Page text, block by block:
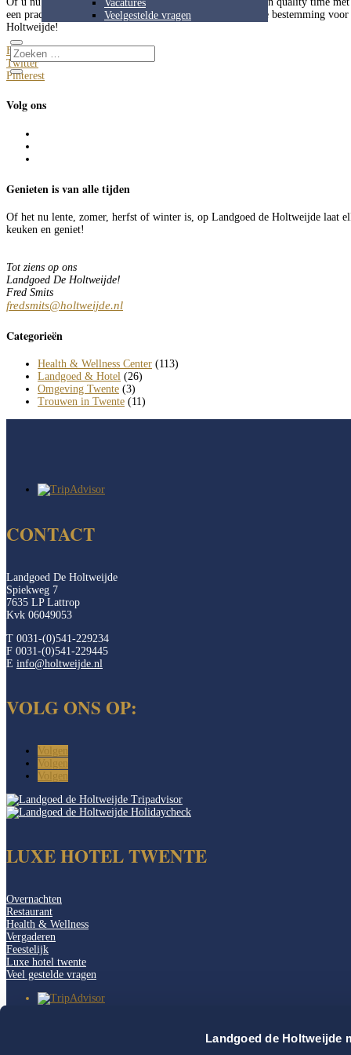
Landgoed de Holtweijde
Vacatures
Veelgestelde vragen
een prachtige omgeving om te verkennen, is dit de perfecte bestemming voor
Holtweijde!
Facebook
Twitter
Pinterest
Volg ons
Genieten is van alle tijden
Of het nu lente, zomer, herfst of winter is, op Landgoed de Holtweijde laat
keuken en geniet!
Tot ziens op ons
Landgoed De Holtweijde!
Fred Smits
fredsmits@holtweijde.nl
Categorieën
Health & Wellness Center (113)
Landgoed & Hotel (26)
Omgeving Twente (3)
Trouwen in Twente (11)
CONTACT
Landgoed De Holtweijde
Spiekweg 7
7635 LP Lattrop
Kvk 06049053
T 0031-(0)541-229234
F 0031-(0)541-229445
E info@holtweijde.nl
VOLG ONS OP:
Volgen
Volgen
Volgen
LUXE HOTEL TWENTE
Overnachten
Restaurant
Health & Wellness
Vergaderen
Feestelijk
Luxe hotel twente
Veel gestelde vragen